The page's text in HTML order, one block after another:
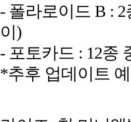
- 폴라로이드 B :
이)
- 포토카드 : 12종
*추후 업데이트